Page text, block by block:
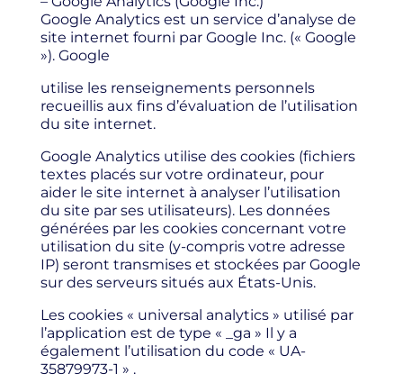
Google Analytics est un service d’analyse de
site internet fourni par Google Inc. (« Google
»). Google
utilise les renseignements personnels
recueillis aux fins d’évaluation de l’utilisation
du site internet.
Google Analytics utilise des cookies (fichiers
textes placés sur votre ordinateur, pour
aider le site internet à analyser l’utilisation
du site par ses utilisateurs). Les données
générées par les cookies concernant votre
utilisation du site (y-compris votre adresse
IP) seront transmises et stockées par Google
sur des serveurs situés aux États-Unis.
Les cookies « universal analytics » utilisé par
l’application est de type « _ga » Il y a
également l’utilisation du code « UA-
35879973-1 » .